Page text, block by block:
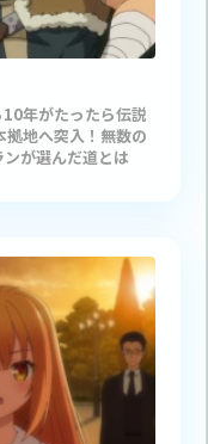
年がたったら伝説
地へ突入！無数の
が選んだ道とは